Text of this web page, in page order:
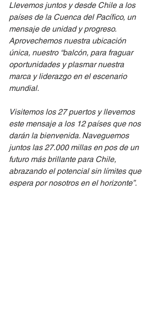
Llevemos juntos y desde Chile a los
países de la Cuenca del Pacífico, un
mensaje de unidad y progreso.
Aprovechemos nuestra ubicación
única, nuestro “balcón, para fraguar
oportunidades y plasmar nuestra
marca y liderazgo en el escenario
mundial.
Visitemos los 27 puertos y llevemos
este mensaje a los 12 países que nos
darán la bienvenida. Naveguemos
juntos las 27.000 millas en pos de un
futuro más brillante para Chile,
abrazando el potencial sin límites que
espera por nosotros en el horizonte”.